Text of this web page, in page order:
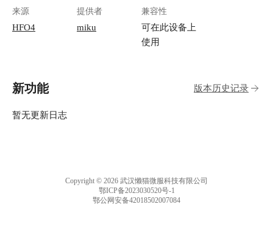
来源
HFO4
提供者
miku
兼容性
可在此设备上
使用
新功能 版本历史记录
暂无更新日志
Copyright © 2026 武汉懒猫微服科技有限公司
鄂ICP备2023030520号-1
鄂公网安备42018502007084